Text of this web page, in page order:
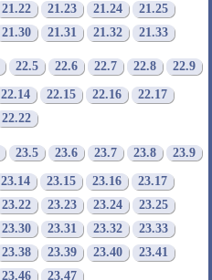
21.22 21.23 21.24
21.25
21.30 21.31 21.32 21.33
22.5 22.6 22.7 22.8 22.9
22.14 22.15 22.16
22.17
22.22
23.5 23.6 23.7 23.8 23.9
23.14 23.15 23.16
23.17
23.22 23.23 23.24
23.25
23.30 23.31 23.32
23.33
23.38 23.39 23.40
23.41
23.46 23.47